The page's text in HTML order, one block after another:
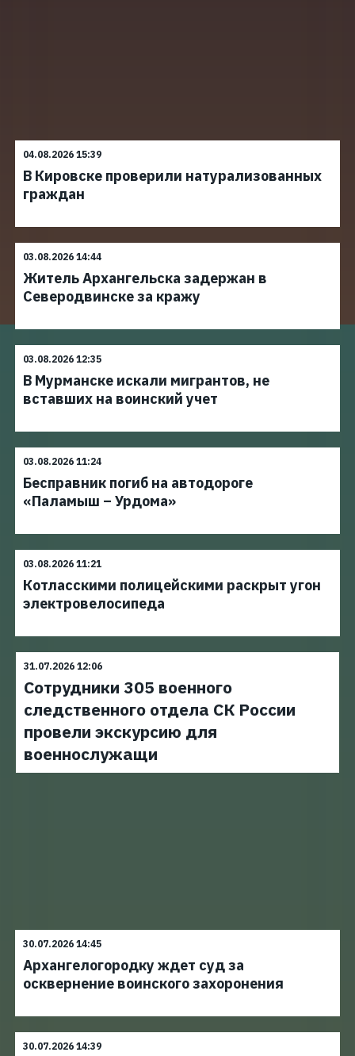
04.08.2026 15:39
В Кировске проверили натурализованных
граждан
03.08.2026 14:44
Житель Архангельска задержан в
Северодвинске за кражу
03.08.2026 12:35
В Мурманске искали мигрантов, не
вставших на воинский учет
03.08.2026 11:24
Бесправник погиб на автодороге
«Паламыш – Урдома»
03.08.2026 11:21
Котласскими полицейскими раскрыт угон
электровелосипеда
31.07.2026 12:06
Сотрудники 305 военного
следственного отдела СК России
провели экскурсию для
военнослужащи
30.07.2026 14:45
Архангелогородку ждет суд за
осквернение воинского захоронения
30.07.2026 14:39